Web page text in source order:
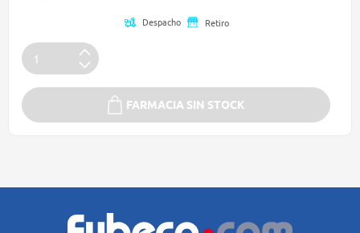
Despacho Retiro
FARMACIA SIN STOCK